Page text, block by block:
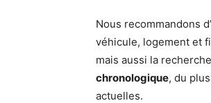
Nous recommandons
véhicule, logement et
mais aussi la
chronologique, du
actuelles.